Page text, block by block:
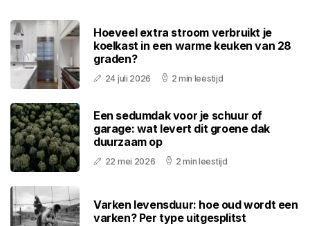
Hoeveel extra stroom verbruikt je
koelkast in een warme keuken van 28
graden?
24 juli 2026 2 min leestijd
Een sedumdak voor je schuur of
garage: wat levert dit groene dak
duurzaam op
22 mei 2026 2 min leestijd
Varken levensduur: hoe oud wordt een
varken? Per type uitgesplitst